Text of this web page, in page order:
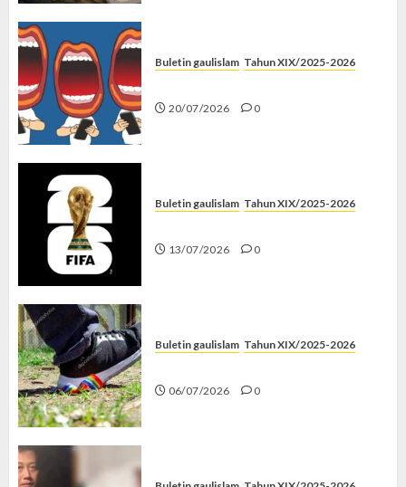
Buletin gaulislam Tahun XIX/2025-2026
20/07/2026 0
Buletin gaulislam Tahun XIX/2025-2026
13/07/2026 0
Buletin gaulislam Tahun XIX/2025-2026
06/07/2026 0